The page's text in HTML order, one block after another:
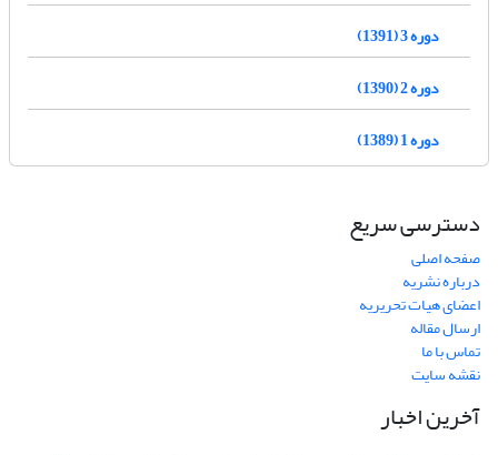
دوره 3 (1391)
دوره 2 (1390)
دوره 1 (1389)
دسترسی سریع
صفحه اصلی
درباره نشریه
اعضای هیات تحریریه
ارسال مقاله
تماس با ما
نقشه سایت
آخرین اخبار